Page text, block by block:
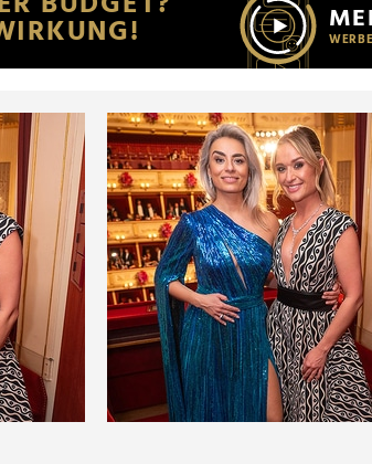
möglicherweise mit weiteren Daten
der Dienste gesammelt haben.